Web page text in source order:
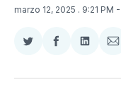
marzo 12, 2025 . 9:21 PM
Compartir
Twitter
Compartir
Facebook